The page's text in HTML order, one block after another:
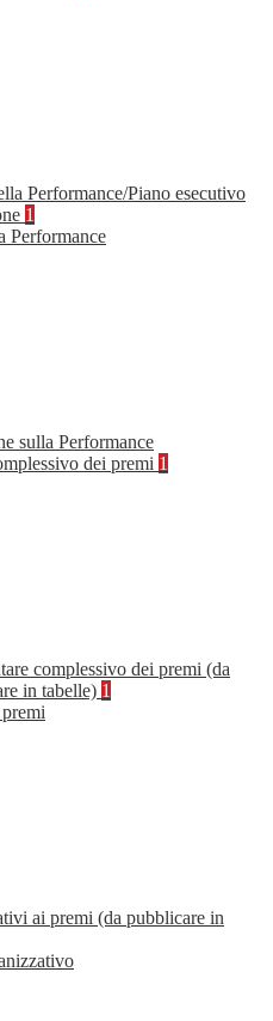
Performance/Piano esecutivo
1
Performance
sulla Performance
dei premi 1
complessivo dei premi (da
in tabelle) 1
ai premi (da pubblicare in